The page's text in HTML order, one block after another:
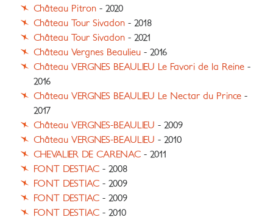
Château Pitron - 2020
Château Tour Sivadon - 2018
Château Tour Sivadon - 2021
Château Vergnes Beaulieu - 2016
Château VERGNES BEAULIEU Le Favori de la Reine -
2016
Château VERGNES BEAULIEU Le Nectar du Prince -
2017
Château VERGNES-BEAULIEU - 2009
Château VERGNES-BEAULIEU - 2010
CHEVALIER DE CARENAC - 2011
FONT DESTIAC - 2008
FONT DESTIAC - 2009
FONT DESTIAC - 2009
FONT DESTIAC - 2010